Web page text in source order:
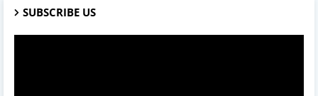
SUBSCRIBE US